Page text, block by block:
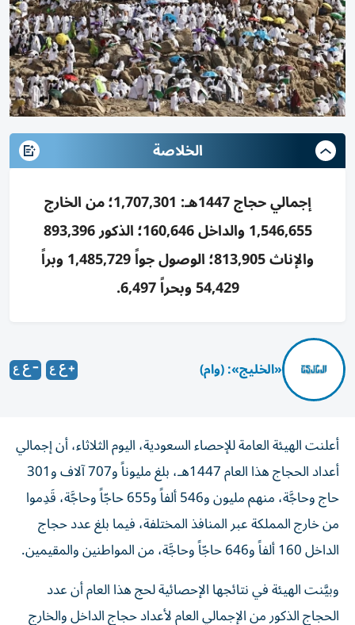
الخلاصة
إجمالي حجاج 1447هـ: 1,707,301؛ من الخارج
1,546,655 والداخل 160,646؛ الذكور 893,396
والإناث 813,905؛ الوصول جواً 1,485,729 وبراً
54,429 وبحراً 6,497.
«الخليج»: (وام)
أعلنت الهيئة العامة للإحصاء السعودية، اليوم الثلاثاء، أن إجمالي
أعداد الحجاج هذا العام 1447هـ، بلغ مليوناً و707 آلاف و301
حاج وحاجَّة، منهم مليون و546 ألفاً و655 حاجّاً وحاجَّة، قَدِموا
من خارج المملكة عبر المنافذ المختلفة، فيما بلغ عدد حجاج
الداخل 160 ألفاً و646 حاجّاً وحاجَّة، من المواطنين والمقيمين.
وبيَّنت الهيئة في نتائجها الإحصائية لحج هذا العام أن عدد
الحجاج الذكور من الإجمالي العام لأعداد حجاج الداخل والخارج